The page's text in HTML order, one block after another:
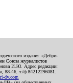
издания «Дебри-
Союза журналистов
И.Ю. Адрес редакции:
88-46, т./ф.84212296081.
dv.com